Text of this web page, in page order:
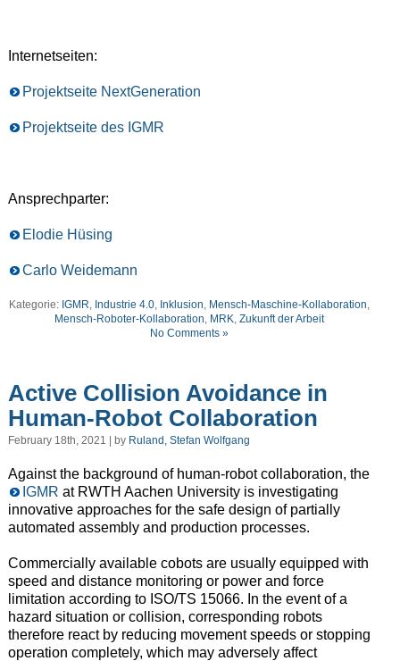
Internetseiten:
Projektseite NextGeneration
Projektseite des IGMR
Ansprechparter:
Elodie Hüsing
Carlo Weidemann
Kategorie: IGMR, Industrie 4.0, Inklusion, Mensch-Maschine-Kollaboration,
Mensch-Roboter-Kollaboration, MRK, Zukunft der Arbeit
No Comments »
Active Collision Avoidance in
Human-Robot Collaboration
February 18th, 2021 | by Ruland, Stefan Wolfgang
Against the background of human-robot collaboration, the
IGMR at RWTH Aachen University is investigating
innovative approaches for the safe design of partially
automated assembly and production processes.
Commercially available cobots are usually equipped with
speed and distance monitoring or power and force
limitation according to ISO/TS 15066. In the event of a
hazard situation or collision, corresponding robots
therefore react by reducing movement speeds or stopping
operation completely, which may adversely affect